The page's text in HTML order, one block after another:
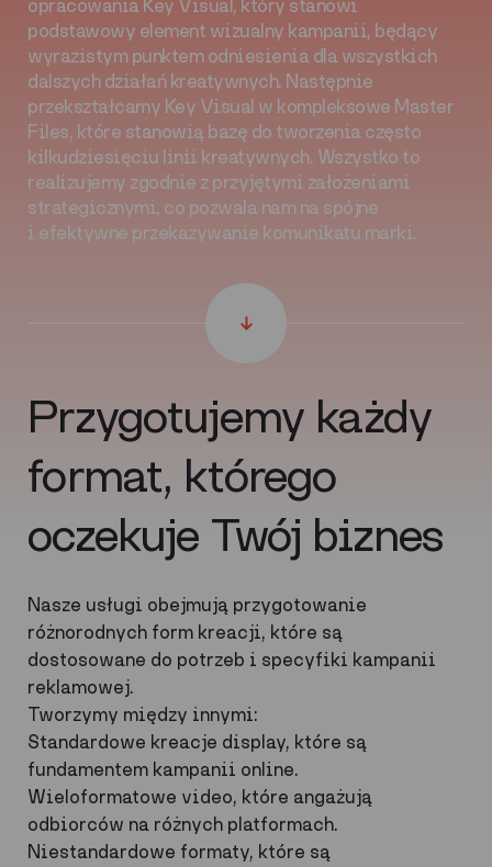
opracowania Key Visual, który stanowi
podstawowy element wizualny kampanii, będący
wyrazistym punktem odniesienia dla wszystkich
dalszych działań kreatywnych. Następnie
przekształcamy Key Visual w kompleksowe Master
Files, które stanowią bazę do tworzenia często
kilkudziesięciu linii kreatywnych. Wszystko to
realizujemy zgodnie z przyjętymi założeniami
strategicznymi, co pozwala nam na spójne
i efektywne przekazywanie komunikatu marki.
Przygotujemy każdy
format, którego
oczekuje Twój biznes
Nasze usługi obejmują przygotowanie
różnorodnych form kreacji, które są
dostosowane do potrzeb i specyfiki kampanii
reklamowej.
Tworzymy między innymi:
Standardowe kreacje display, które są
fundamentem kampanii online.
Wieloformatowe video, które angażują
odbiorców na różnych platformach.
Niestandardowe formaty, które są